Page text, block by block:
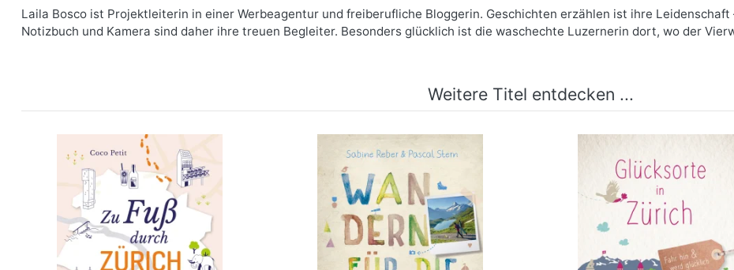
Laila Bosco ist Projektleiterin in einer Werbeagentur und freiberufliche Bloggerin. Geschichten erzählen ist ihre
Notizbuch und Kamera sind daher ihre treuen Begleiter. Besonders glücklich ist die waschechte Luzernerin dort, wo der
Weitere Titel entdecken ...
Zu Fuß durch Zürich
mehr Infos …
bestellen
Berner Oberland. Wandern für die
Seele
mehr Infos …
bestellen
Glücksorte in Zürich
mehr Infos …